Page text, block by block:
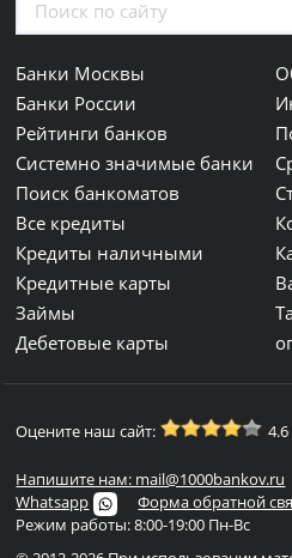
Банки Москвы
Банки России
Рейтинги банков
Системно значимые банки
Поиск банкоматов
Все кредиты
Кредиты наличными
Кредитные карты
Займы
Дебетовые карты
Оцените наш сайт:
Напишите нам: mail@1000bankov.ru
Whatsapp
Форма обратной
Режим работы: 8:00-19:00 Пн-Вс